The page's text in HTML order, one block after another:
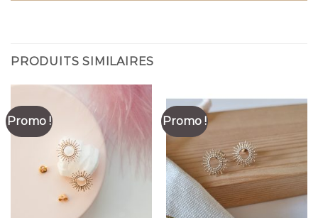
PRODUITS SIMILAIRES
Promo ! Promo !